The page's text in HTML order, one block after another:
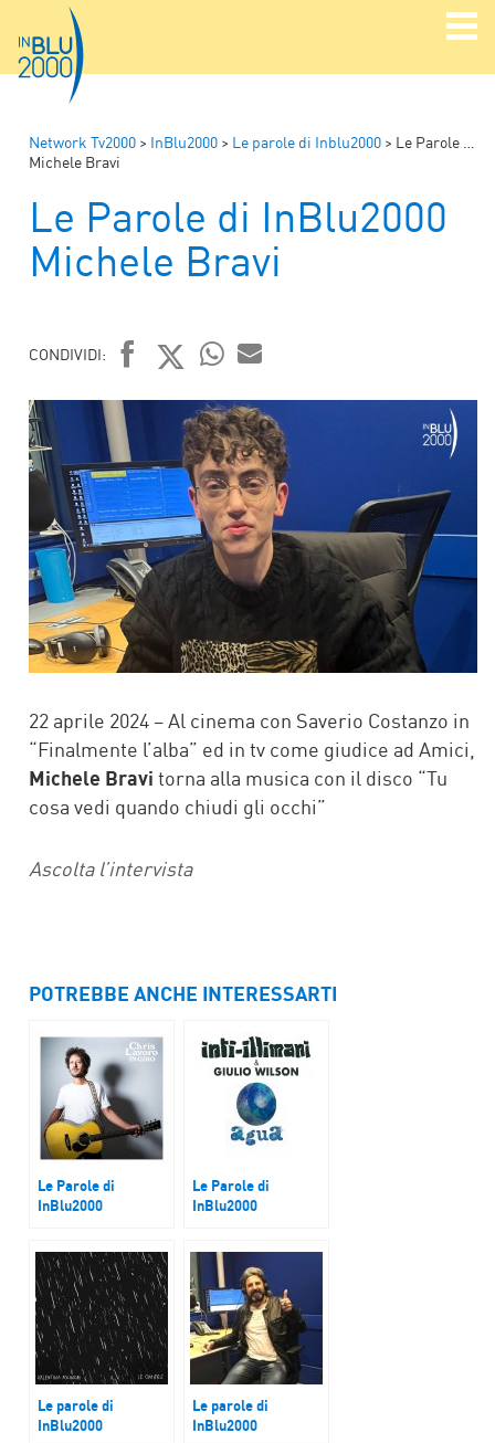
Network Tv2000 > InBlu2000 > Le parole di Inblu2000 > Le Parole di InBlu2000
Michele Bravi
Le Parole di InBlu2000
Michele Bravi
CONDIVIDI:
FACEBOOK
TWITTER
WHATSAPP
MAIL
22 aprile 2024 – Al cinema con Saverio Costanzo in
“Finalmente l’alba” ed in tv come giudice ad Amici,
Michele Bravi torna alla musica con il disco “Tu
cosa vedi quando chiudi gli occhi”
Ascolta l’intervista
POTREBBE ANCHE INTERESSARTI
Le Parole di
InBlu2000
Le Parole di
InBlu2000
Le parole di
InBlu2000
Le parole di
InBlu2000